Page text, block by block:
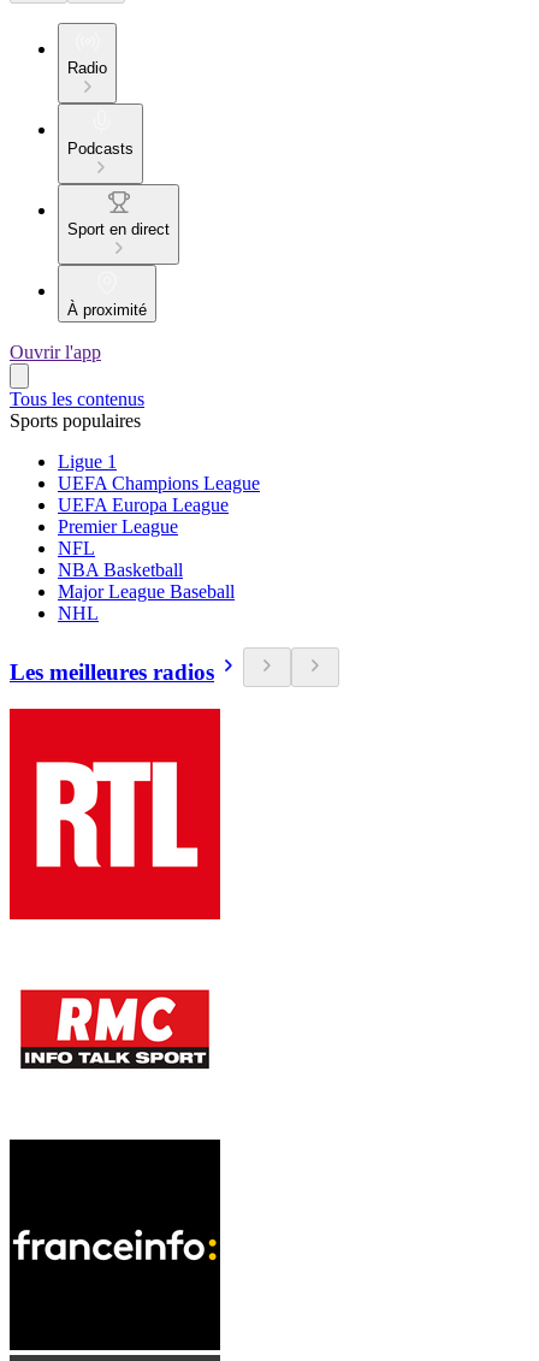
Radio
Podcasts
Sport en direct
À proximité
Ouvrir l'app
Tous les contenus
Sports populaires
Ligue 1
UEFA Champions League
UEFA Europa League
Premier League
NFL
NBA Basketball
Major League Baseball
NHL
Les meilleures radios